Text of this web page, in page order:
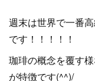
週末は世界で一番
です！！！！！
珈琲の概念を覆す
が特徴です(^^)/